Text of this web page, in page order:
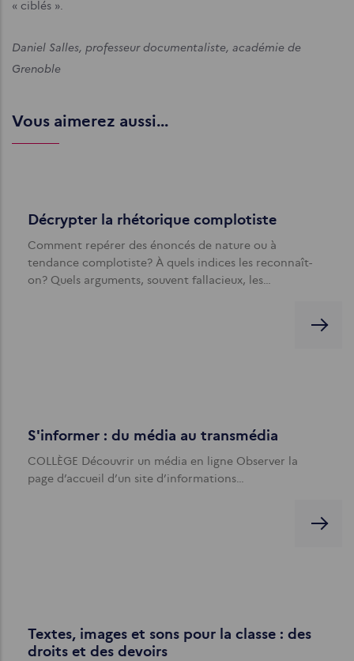
« ciblés ».
Daniel Salles, professeur documentaliste, académie de
Grenoble
Vous aimerez aussi...
Décrypter la rhétorique complotiste
Comment repérer des énoncés de nature ou à
tendance complotiste? À quels indices les reconnaît-
on? Quels arguments, souvent fallacieux, les…
S'informer : du média au transmédia
COLLÈGE Découvrir un média en ligne Observer la
page d’accueil d’un site d’informations…
Textes, images et sons pour la classe : des
droits et des devoirs